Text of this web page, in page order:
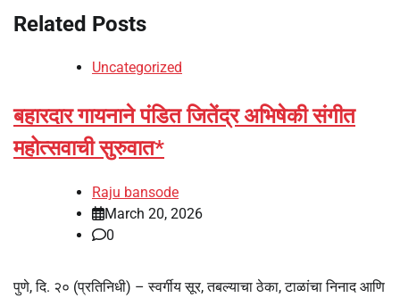
Related Posts
Uncategorized
बहारदार गायनाने पंडित जितेंद्र अभिषेकी संगीत
महोत्सवाची सुरुवात*
Raju bansode
March 20, 2026
0
पुणे, दि. २० (प्रतिनिधी) – स्वर्गीय सूर, तबल्याचा ठेका, टाळांचा निनाद आणि